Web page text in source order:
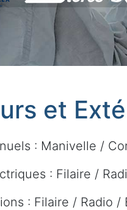
et
: Manivelle /
: Filaire /
: Filaire / Radio /